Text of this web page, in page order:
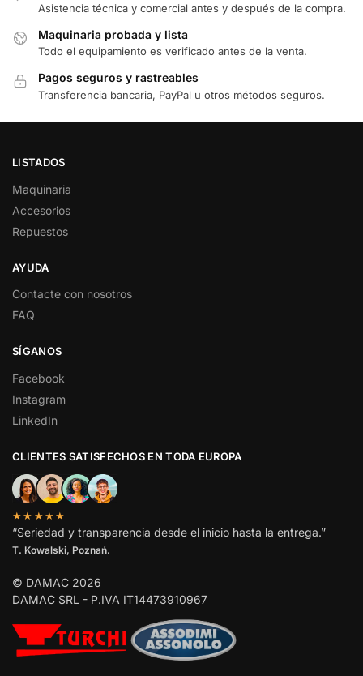
Asistencia técnica y comercial antes y después de la compra.
Maquinaria probada y lista
Todo el equipamiento es verificado antes de la venta.
Pagos seguros y rastreables
Transferencia bancaria, PayPal u otros métodos seguros.
LISTADOS
Maquinaria
Accesorios
Repuestos
AYUDA
Contacte con nosotros
FAQ
SÍGANOS
Facebook
Instagram
LinkedIn
CLIENTES SATISFECHOS EN TODA EUROPA
★★★★★
“Seriedad y transparencia desde el inicio hasta la entrega.”
T. Kowalski, Poznań.
© DAMAC 2026
DAMAC SRL - P.IVA IT14473910967